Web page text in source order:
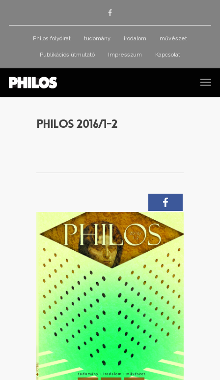
Philos folyóirat tudomány irodalom művészet
Publikációs útmutató Impresszum Kapcsolat
PHILOS 2016/1-2